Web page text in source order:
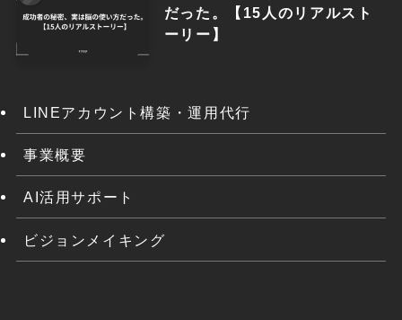
だった。【15人のリアルスト
ーリー】
LINEアカウント構築・運用代行
事業概要
AI活用サポート
ビジョンメイキング